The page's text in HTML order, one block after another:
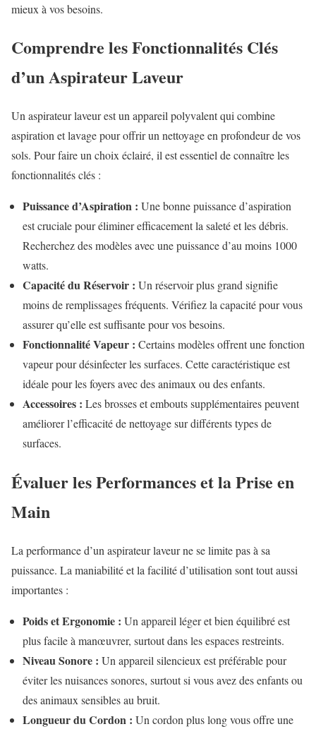
mieux à vos besoins.
Comprendre les Fonctionnalités Clés
d’un Aspirateur Laveur
Un aspirateur laveur est un appareil polyvalent qui combine
aspiration et lavage pour offrir un nettoyage en profondeur de vos
sols. Pour faire un choix éclairé, il est essentiel de connaître les
fonctionnalités clés :
Puissance d’Aspiration : Une bonne puissance d’aspiration
est cruciale pour éliminer efficacement la saleté et les débris.
Recherchez des modèles avec une puissance d’au moins 1000
watts.
Capacité du Réservoir : Un réservoir plus grand signifie
moins de remplissages fréquents. Vérifiez la capacité pour vous
assurer qu’elle est suffisante pour vos besoins.
Fonctionnalité Vapeur : Certains modèles offrent une fonction
vapeur pour désinfecter les surfaces. Cette caractéristique est
idéale pour les foyers avec des animaux ou des enfants.
Accessoires : Les brosses et embouts supplémentaires peuvent
améliorer l’efficacité de nettoyage sur différents types de
surfaces.
Évaluer les Performances et la Prise en
Main
La performance d’un aspirateur laveur ne se limite pas à sa
puissance. La maniabilité et la facilité d’utilisation sont tout aussi
importantes :
Poids et Ergonomie : Un appareil léger et bien équilibré est
plus facile à manœuvrer, surtout dans les espaces restreints.
Niveau Sonore : Un appareil silencieux est préférable pour
éviter les nuisances sonores, surtout si vous avez des enfants ou
des animaux sensibles au bruit.
Longueur du Cordon : Un cordon plus long vous offre une